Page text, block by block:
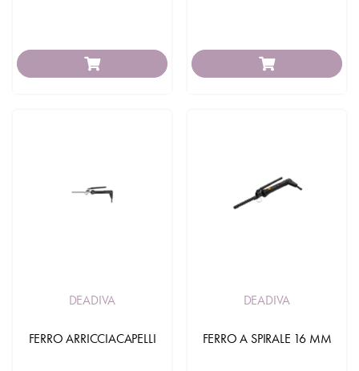
DEADIVA
FERRO ARRICCIACAPELLI
DEADIVA
FERRO A SPIRALE 16 MM